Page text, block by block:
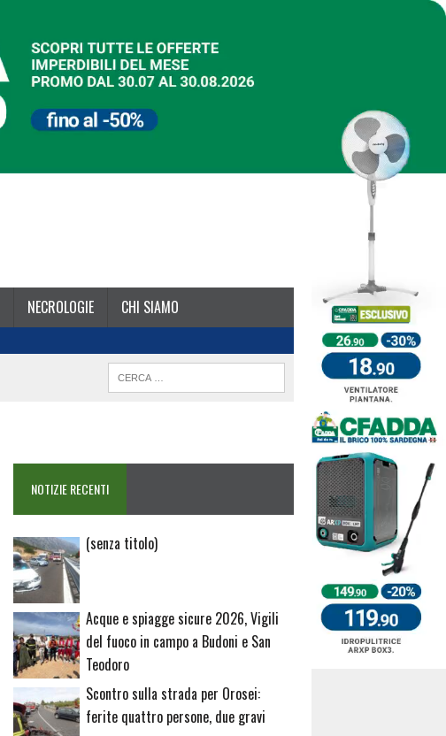
NECROLOGIE CHI SIAMO
NOTIZIE RECENTI
(senza titolo)Articolo
Acque e spiagge sicure 2026, Vigili
del fuoco in campo a Budoni e San
Teodoro
Scontro sulla strada per Orosei:
ferite quattro persone, due gravi